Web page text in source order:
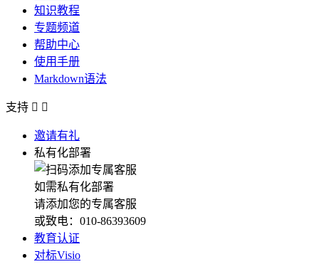
知识教程
专题频道
帮助中心
使用手册
Markdown语法
支持  
邀请有礼
私有化部署
如需私有化部署
请添加您的专属客服
或致电：010-86393609
教育认证
对标Visio